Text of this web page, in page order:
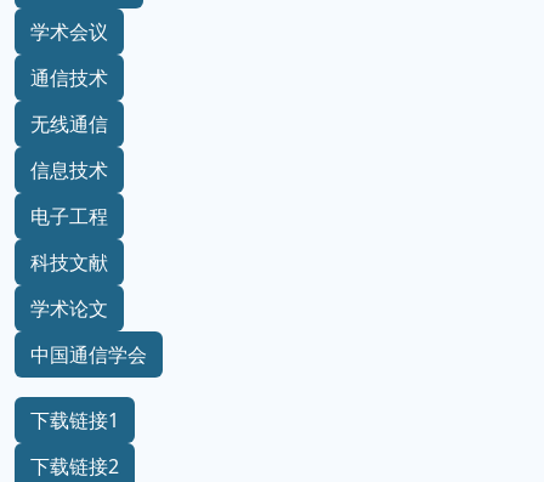
学术会议
通信技术
无线通信
信息技术
电子工程
科技文献
学术论文
中国通信学会
下载链接1
下载链接2